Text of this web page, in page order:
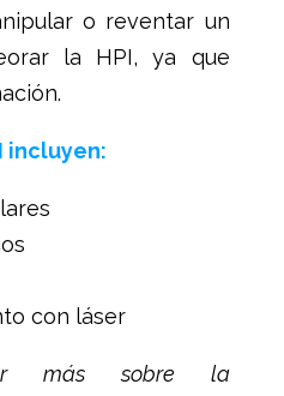
o reventar un
la HPI, ya que
incluyen:
con láser
más sobre la